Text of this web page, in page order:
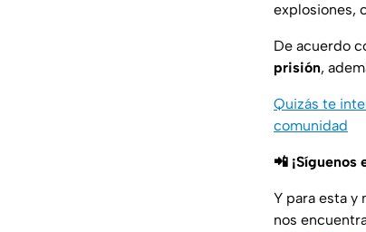
explosiones,
De acuerdo
prisión,
Quizás te
comunidad
📲
Y para esta y
nos